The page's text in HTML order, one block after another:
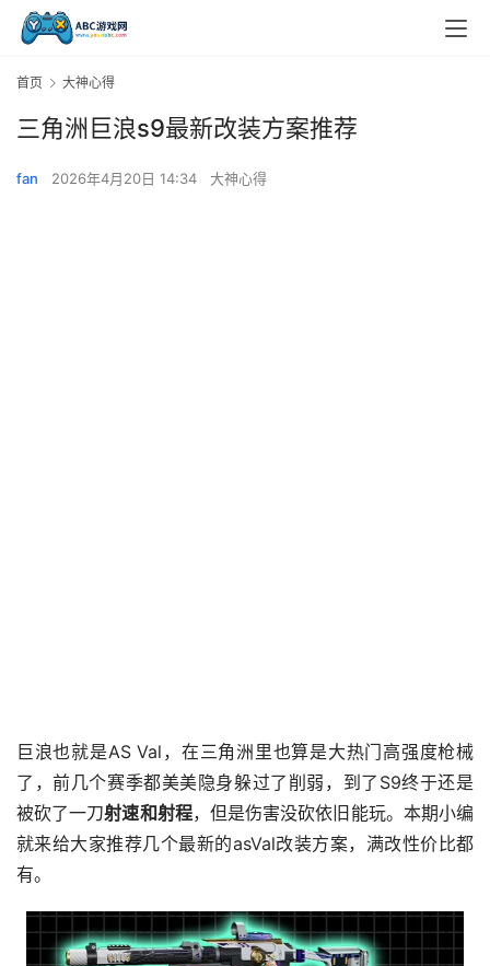
首页 大神心得
三角洲巨浪s9最新改装方案推荐
fan 2026年4月20日 14:34 大神心得
巨浪也就是AS Val，在三角洲里也算是大热门高强度枪械
了，前几个赛季都美美隐身躲过了削弱，到了S9终于还是
被砍了一刀射速和射程，但是伤害没砍依旧能玩。本期小编
就来给大家推荐几个最新的asVal改装方案，满改性价比都
有。